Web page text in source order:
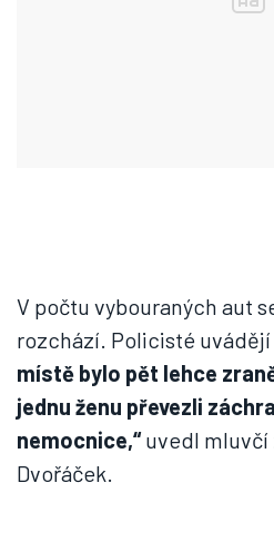
V počtu vybouraných aut
rozchází. Policisté uvádějí
místě bylo pět lehce
jednu ženu převezli
nemocnice,“uvedl mluvčí
Dvořáček.